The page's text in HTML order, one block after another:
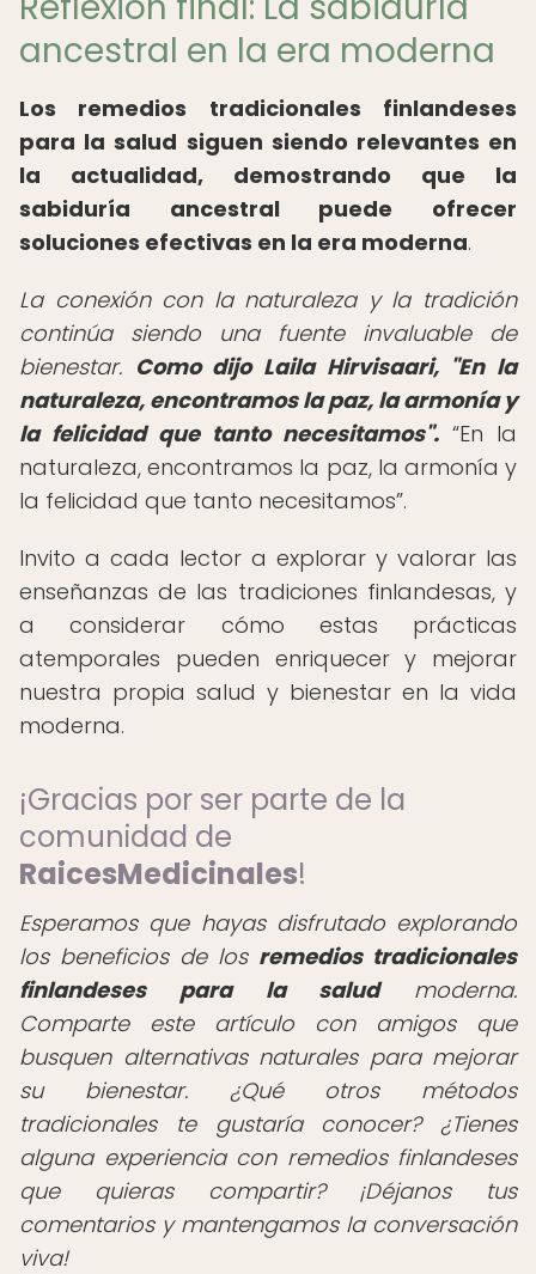
ancestral en la era moderna
Los remedios tradicionales finlandeses
para la salud siguen siendo relevantes en
la actualidad, demostrando que la
sabiduría ancestral puede ofrecer
soluciones efectivas en la era moderna.
La conexión con la naturaleza y la tradición
continúa siendo una fuente invaluable de
bienestar. Como dijo Laila Hirvisaari, "En la
naturaleza, encontramos la paz, la armonía y
la felicidad que tanto necesitamos".
En la
naturaleza, encontramos la paz, la armonía y
la felicidad que tanto necesitamos .
Invito a cada lector a explorar y valorar las
enseñanzas de las tradiciones finlandesas, y
a considerar cómo estas prácticas
atemporales pueden enriquecer y mejorar
nuestra propia salud y bienestar en la vida
moderna.
¡Gracias por ser parte de la
comunidad de
RaicesMedicinales!
Esperamos que hayas disfrutado explorando
los beneficios de los remedios tradicionales
finlandeses para la saludmoderna.
Comparte este artículo con amigos que
busquen alternativas naturales para mejorar
su bienestar. ¿Qué otros métodos
tradicionales te gustaría conocer? ¿Tienes
alguna experiencia con remedios finlandeses
que quieras compartir? ¡Déjanos tus
comentarios y mantengamos la conversación
viva!